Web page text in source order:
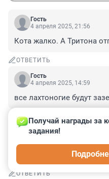
Гость
4 апреля 2025, 21:56
Кота жалко. А Тритона
ОТВЕТИТЬ
Гость
4 апреля 2025, 14:59
все лахтоногие будут
ОТВЕТИТЬ
Гость
жабагадюкинг начался,
ОТВЕТИТЬ
Получай награды за
задания!